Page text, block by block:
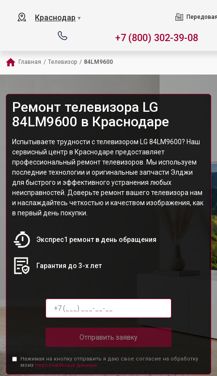
Краснодар ▼
+7 (800) 302-39-08
Главная / Телевизор / 84LM9600
Ремонт телевизора LG
84LM9600 в Краснодаре
Испытываете трудности с телевизором LG 84LM9600? Наш
сервисный центр в Краснодаре предоставляет
профессиональный ремонт телевизоров. Мы используем
последние технологии и оригинальные запчасти Элджи
для быстрого и эффективного устранения любых
неисправностей. Доверьте ремонт вашего телевизора нам
и наслаждайтесь четкостью и качеством изображения, как
в первый день покупки.
Экспрес1 ремонт в день обращения
Гарантия до 3-х лет
Отправить заявку
Нажимая на кнопку отправить я даю свое согласие на обработку
моих персональных данных.